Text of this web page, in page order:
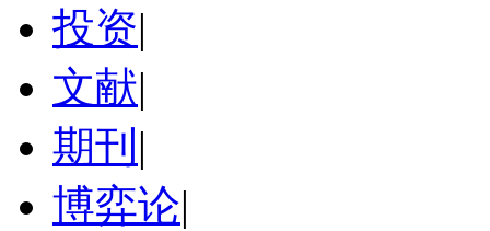
投资|
文献|
期刊 |
博弈论|